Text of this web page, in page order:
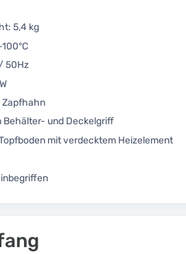
5,4 kg
50Hz
Zapfhahn
Behälter- und Deckelgriff
mit verdecktem Heizelement